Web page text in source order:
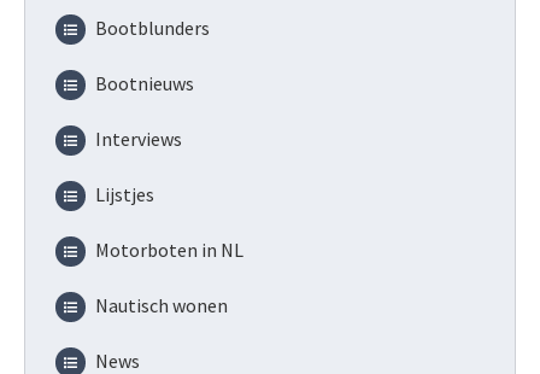
Bootblunders
Bootnieuws
Interviews
Lijstjes
Motorboten in NL
Nautisch wonen
News